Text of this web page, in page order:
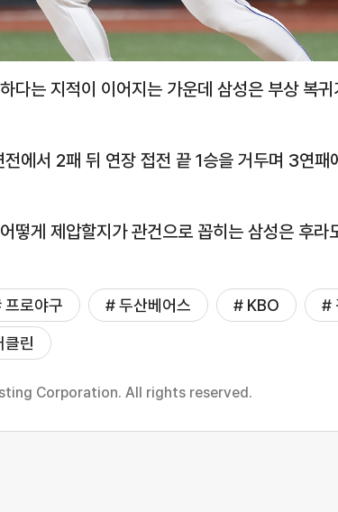
다는 지적이 이어지는 가운데 삼성은 부상 복
에서 2패 뒤 연장 접전 끝 1승을 거두며 3연패
떻게 제압할지가 관건으로 꼽히는 삼성은 후라
프로야구 # 두산베어스 # KBO
#
클린
Corporation. All rights reserved.